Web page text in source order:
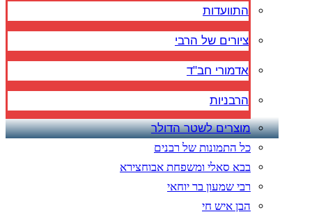
התוועדות
ציורים של הרבי
אדמורי חב"ד
הרבניות
מוצרים לשטר הדולר
כל התמונות של רבנים
בבא סאלי ומשפחת אבוחצירא
רבי שמעון בר יוחאי
הבן איש חי